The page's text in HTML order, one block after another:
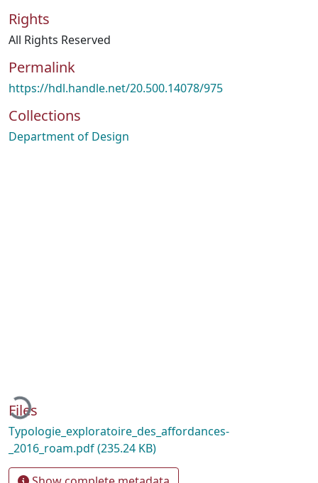
Rights
All Rights Reserved
Permalink
https://hdl.handle.net/20.500.14078/975
Collections
Department of Design
Loading...
Files
Typologie_exploratoire_des_affordances-
_2016_roam.pdf(235.24 KB)